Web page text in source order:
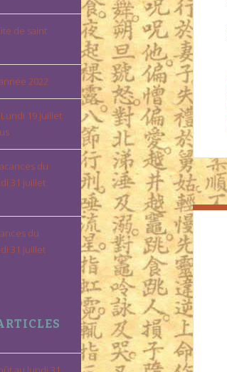
de saint
2022
19 juillet
du
31 juillet
du
31 juillet